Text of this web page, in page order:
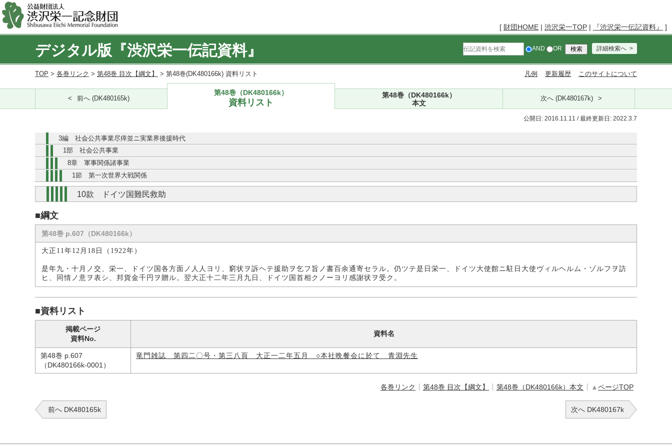
[ 財団HOME | 渋沢栄一TOP | 『渋沢栄一伝記資料』 ]
デジタル版『渋沢栄一伝記資料』 AND OR 詳細検索へ
TOP > 各巻リンク > 第48巻 目次【綱文】 > 第48巻(DK480166k) 資料リスト 凡例 更新履歴 このサイトについて
前へ (DK480165k)
第48巻（DK480166k）
資料リスト
第48巻（DK480166k）
本文
次へ (DK480167k)
公開日: 2016.11.11 / 最終更新日: 2022.3.7
3編 社会公共事業尽瘁並ニ実業界後援時代
1部 社会公共事業
8章 軍事関係諸事業
1節 第一次世界大戦関係
10款 ドイツ国難民救助
■綱文
第48巻 p.607（DK480166k）
大正11年12月18日（1922年）
是年九・十月ノ交、栄一、ドイツ国各方面ノ人人ヨリ、窮状ヲ訴ヘテ援助ヲ乞フ旨ノ書百余通寄セラル。仍ツテ是日栄一、ドイツ大使館ニ駐日大使ヴィルヘルム・ゾルフヲ訪
ヒ、同情ノ意ヲ表シ、邦貨金千円ヲ贈ル。翌大正十二年三月九日、ドイツ国首相クノーヨリ感謝状ヲ受ク。
■資料リスト
掲載ページ
資料No.
資料名
第48巻 p.607
（DK480166k-0001）
竜門雑誌 第四二〇号・第三八頁 大正一二年五月 ○本社晩餐会に於て 青淵先生
各巻リンク 第48巻 目次【綱文】 第48巻（DK480166k）本文 ▲ページTOP
前へ DK480165k 次へ DK480167k